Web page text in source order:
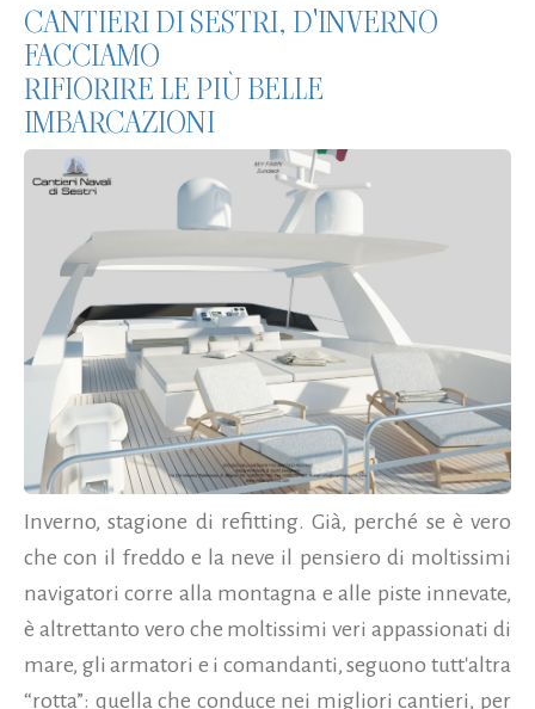
CANTIERI DI SESTRI, D'INVERNO
FACCIAMO
RIFIORIRE LE PIÙ BELLE
IMBARCAZIONI
Inverno, stagione di refitting. Già, perché se è vero
che con il freddo e la neve il pensiero di moltissimi
navigatori corre alla montagna e alle piste innevate,
è altrettanto vero che moltissimi veri appassionati di
mare, gli armatori e i comandanti, seguono tutt'altra
“rotta”: quella che conduce nei migliori cantieri, per